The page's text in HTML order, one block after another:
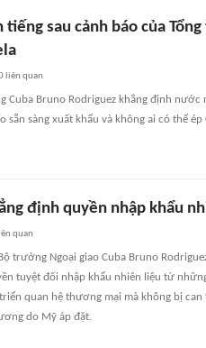
tiếng sau cảnh báo của
liên quan
Cuba Bruno Rodriguez khẳng định
sẵn sàng xuất khẩu và không ai có thể
định quyền nhập khẩu
quan
trưởng Ngoại giao Cuba Bruno
tuyệt đối nhập khẩu nhiên liệu từ
quan hệ thương mại mà không bị
do Mỹ áp đặt.